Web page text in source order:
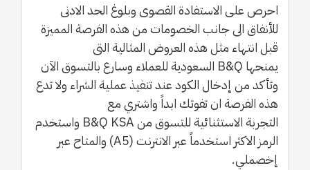
احرص على الاستفادة القصوى وبلوغ الحد الادنى
للأنفاق الى جانب الخصومات من هذه الفرصة المميزة
قبل انتهاء مثل هذه العروض المثالية التى
يمنحها B&Q السعودية للعملاء وسارع بالتسوق الآن
وتأكد من إدخال الكود عند تنفيذ عملية الشراء ولا تدع
هذه الفرصة ان تفوتك ابداً واشتري مع
التجربة الاستثنائية للتسوق من B&Q KSA واستخدم
الرمز الاكثر استخدماً عبر الانترنت (A5) والمتاح عبر
إخصملي.